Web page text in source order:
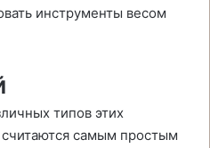
инструменты весом
типов этих
самым простым